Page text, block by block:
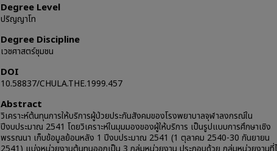
Degree Level
ปริญญาโท
Degree Discipline
เวชศาสตร์ชุมชน
DOI
10.58837/CHULA.THE.1999.457
Abstract
วิเคราะห์ต้นทุนการให้บริการผู้ป่วยประกันสังคมของโรงพยาบาลจุฬาลงกรณ์ใน
ปีงบประมาณ 2541 โดยวิเคราะห์ในมุมมองของผู้ให้บริการ เป็นรูปแบบการศึกษาเชิง
พรรณนา เก็บข้อมูลย้อนหลัง 1 ปีงบประมาณ 2541 (1 ตุลาคม 2540-30 กันยายน